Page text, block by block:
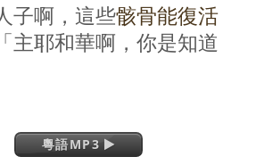
子啊，這些骸骨能復活
主耶和華啊，你是知道
粵語MP3